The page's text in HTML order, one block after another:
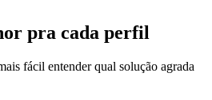
pra cada perfil
fácil entender qual solução agrada